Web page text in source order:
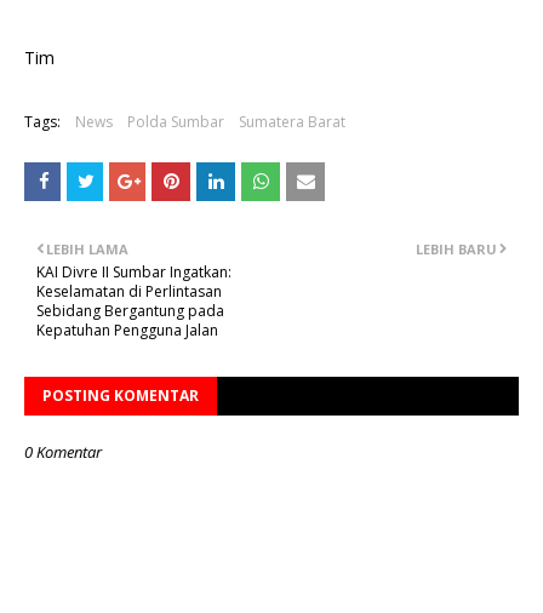
Tim
Tags: News Polda Sumbar Sumatera Barat
LEBIH BARU
LEBIH LAMA
KAI Divre II Sumbar Ingatkan:
Keselamatan di Perlintasan
Sebidang Bergantung pada
Kepatuhan Pengguna Jalan
POSTING KOMENTAR
0 Komentar